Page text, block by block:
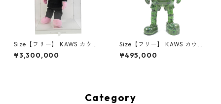
Size【フリー】 KAWS カウズ
×DIOR ディオール BFF Dior
Plush SUIT フィギュア ピンク
¥3,300,000
Size【フリー】 KAWS カウズ
×MEDICOM TOY メディコム
トイ COMPANION PUSHEAD
¥495,000
Category